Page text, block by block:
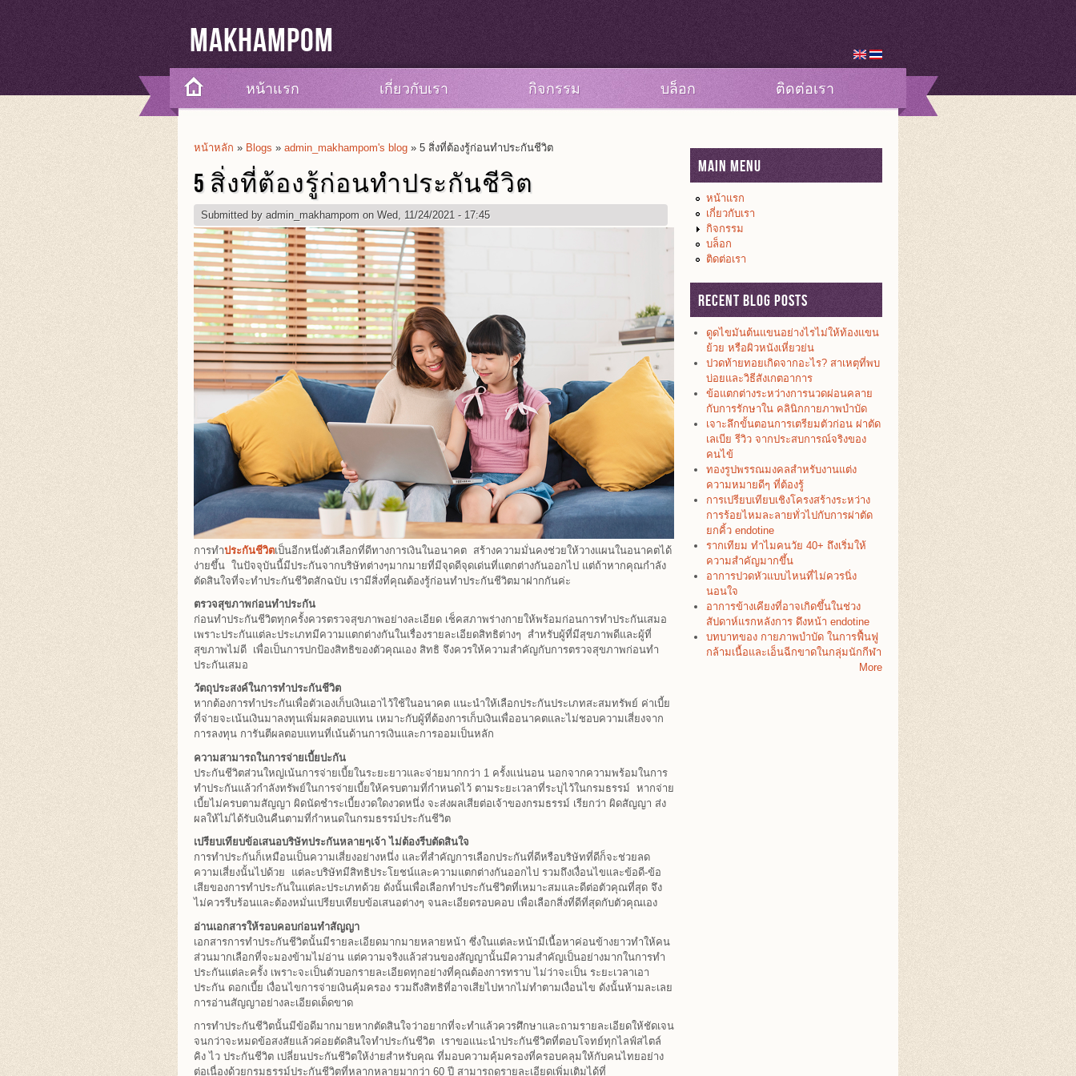
Makhampom
หน้าแรก เกี่ยวกับเรา กิจกรรม บล็อก ติดต่อเรา
You Are Here
หน้าหลัก » Blogs » admin_makhampom's blog » 5 สิ่งที่ต้องรู้ก่อนทำประกันชีวิต
5 สิ่งที่ต้องรู้ก่อนทำประกันชีวิต
Submitted by admin_makhampom on Wed, 11/24/2021 - 17:45
การทำประกันชีวิตเป็นอีกหนึ่งตัวเลือกที่ดีทางการเงินในอนาคต สร้างความมั่นคงช่วยให้วางแผนในอนาคตได้
ง่ายขึ้น ในปัจจุบันนี้มีประกันจากบริษัทต่างๆมากมายที่มีจุดดีจุดเด่นที่แตกต่างกันออกไป แต่ถ้าหากคุณกำลัง
ตัดสินใจที่จะทำประกันชีวิตสักฉบับ เรามีสิ่งที่คุณต้องรู้ก่อนทำประกันชีวิตมาฝากกันค่ะ
ตรวจสุขภาพก่อนทำประกัน
ก่อนทำประกันชีวิตทุกครั้งควรตรวจสุขภาพอย่างละเอียด เช็คสภาพร่างกายให้พร้อมก่อนการทำประกันเสมอ
เพราะประกันแต่ละประเภทมีความแตกต่างกันในเรื่องรายละเอียดสิทธิต่างๆ สำหรับผู้ที่มีสุขภาพดีและผู้ที่
สุขภาพไม่ดี เพื่อเป็นการปกป้องสิทธิของตัวคุณเอง สิทธิ จึงควรให้ความสำคัญกับการตรวจสุขภาพก่อนทำ
ประกันเสมอ
วัตถุประสงค์ในการทำประกันชีวิต
หากต้องการทำประกันเพื่อตัวเองเก็บเงินเอาไว้ใช้ในอนาคต แนะนำให้เลือกประกันประเภทสะสมทรัพย์ ค่าเบี้ย
ที่จ่ายจะเน้นเงินมาลงทุนเพิ่มผลตอบแทน เหมาะกับผู้ที่ต้องการเก็บเงินเพื่ออนาคตและไม่ชอบความเสี่ยงจาก
การลงทุน การันตีผลตอบแทนที่เน้นด้านการเงินและการออมเป็นหลัก
ความสามารถในการจ่ายเบี้ยปะกัน
ประกันชีวิตส่วนใหญ่เน้นการจ่ายเบี้ยในระยะยาวและจ่ายมากกว่า 1 ครั้งแน่นอน นอกจากความพร้อมในการ
ทำประกันแล้วกำลังทรัพย์ในการจ่ายเบี้ยให้ครบตามที่กำหนดไว้ ตามระยะเวลาที่ระบุไว้ในกรมธรรม์ หากจ่าย
เบี้ยไม่ครบตามสัญญา ผิดนัดชำระเบี้ยงวดใดงวดหนึ่ง จะส่งผลเสียต่อเจ้าของกรมธรรม์ เรียกว่า ผิดสัญญา ส่ง
ผลให้ไม่ได้รับเงินคืนตามที่กำหนดในกรมธรรม์ประกันชีวิต
เปรียบเทียบข้อเสนอบริษัทประกันหลายๆเจ้า ไม่ต้องรีบตัดสินใจ
การทำประกันก็เหมือนเป็นความเสี่ยงอย่างหนึ่ง และที่สำคัญการเลือกประกันที่ดีหรือบริษัทที่ดีก็จะช่วยลด
ความเสี่ยงนั้นไปด้วย แต่ละบริษัทมีสิทธิประโยชน์และความแตกต่างกันออกไป รวมถึงเงื่อนไขและข้อดี-ข้อ
เสียของการทำประกันในแต่ละประเภทด้วย ดังนั้นเพื่อเลือกทำประกันชีวิตที่เหมาะสมและดีต่อตัวคุณที่สุด จึง
ไม่ควรรีบร้อนและต้องหมั่นเปรียบเทียบข้อเสนอต่างๆ จนละเอียดรอบคอบ เพื่อเลือกสิ่งที่ดีที่สุดกับตัวคุณเอง
อ่านเอกสารให้รอบคอบก่อนทำสัญญา
เอกสารการทำประกันชีวิตนั้นมีรายละเอียดมากมายหลายหน้า ซึ่งในแต่ละหน้ามีเนื้อหาค่อนข้างยาวทำให้คน
ส่วนมากเลือกที่จะมองข้ามไม่อ่าน แต่ความจริงแล้วส่วนของสัญญานั้นมีความสำคัญเป็นอย่างมากในการทำ
ประกันแต่ละครั้ง เพราะจะเป็นตัวบอกรายละเอียดทุกอย่างที่คุณต้องการทราบ ไม่ว่าจะเป็น ระยะเวลาเอา
ประกัน ดอกเบี้ย เงื่อนไขการจ่ายเงินคุ้มครอง รวมถึงสิทธิที่อาจเสียไปหากไม่ทำตามเงื่อนไข ดังนั้นห้ามละเลย
การอ่านสัญญาอย่างละเอียดเด็ดขาด
การทำประกันชีวิตนั้นมีข้อดีมากมายหากตัดสินใจว่าอยากที่จะทำแล้วควรศึกษาและถามรายละเอียดให้ชัดเจน
จนกว่าจะหมดข้อสงสัยแล้วค่อยตัดสินใจทำประกันชีวิต เราขอแนะนำประกันชีวิตที่ตอบโจทย์ทุกไลฟ์สไตล์
คิง ไว ประกันชีวิต เปลี่ยนประกันชีวิตให้ง่ายสำหรับคุณ ที่มอบความคุ้มครองที่ครอบคลุมให้กับคนไทยอย่าง
ต่อเนื่องด้วยกรมธรรม์ประกันชีวิตที่หลากหลายมากว่า 60 ปี สามารถดูรายละเอียดเพิ่มเติมได้ที่
Main Menu
หน้าแรก
เกี่ยวกับเรา
กิจกรรม
บล็อก
ติดต่อเรา
Recent Blog Posts
ดูดไขมันต้นแขนอย่างไรไม่ให้ท้องแขน
ย้วย หรือผิวหนังเหี่ยวย่น
ปวดท้ายทอยเกิดจากอะไร? สาเหตุที่พบ
บ่อยและวิธีสังเกตอาการ
ข้อแตกต่างระหว่างการนวดผ่อนคลาย
กับการรักษาใน คลินิกกายภาพบำบัด
เจาะลึกขั้นตอนการเตรียมตัวก่อน ผ่าตัด
เลเบีย รีวิว จากประสบการณ์จริงของ
คนไข้
ทองรูปพรรณมงคลสำหรับงานแต่ง
ความหมายดีๆ ที่ต้องรู้
การเปรียบเทียบเชิงโครงสร้างระหว่าง
การร้อยไหมละลายทั่วไปกับการผ่าตัด
ยกคิ้ว endotine
รากเทียม ทำไมคนวัย 40+ ถึงเริ่มให้
ความสำคัญมากขึ้น
อาการปวดหัวแบบไหนที่ไม่ควรนิ่ง
นอนใจ
อาการข้างเคียงที่อาจเกิดขึ้นในช่วง
สัปดาห์แรกหลังการ ดึงหน้า endotine
บทบาทของ กายภาพบำบัด ในการฟื้นฟู
กล้ามเนื้อและเอ็นฉีกขาดในกลุ่มนักกีฬา
More